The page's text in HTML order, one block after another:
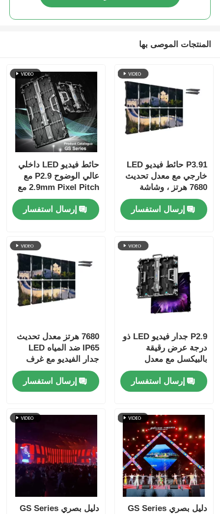
المنتجات الموصى بها
P3.91 حائط فيديو LED
خارجي مع معدل تحديث
7680 هرتز ، وشاشة
ملونة كاملة ، وحماية
IP65 للحفلات الموسيقية
والأحداث المسرحية
إرسال استفسار
حائط فيديو LED داخلي
عالي الوضوح P2.9 مع
2.9mm Pixel Pitch مع
معدل تحديث 3840 هرتز
و 4500cd / sqm
Brightness
إرسال استفسار
P2.9 جدار فيديو LED ذو
درجة عرض رقيقة
بالبيكسل مع معدل
تحديث عالي 7680 هرتز
وحماية طاقة وإشارة
مزدوجة لأحداث المسرح
إرسال استفسار
7680 هرتز معدل تحديث
IP65 ضد المياه LED
جدار الفيديو مع غرف
الألومنيوم المصبوب
الميت للأحداث المهنية
إرسال استفسار
دليل بصري GS Series
دليل بصري GS Series